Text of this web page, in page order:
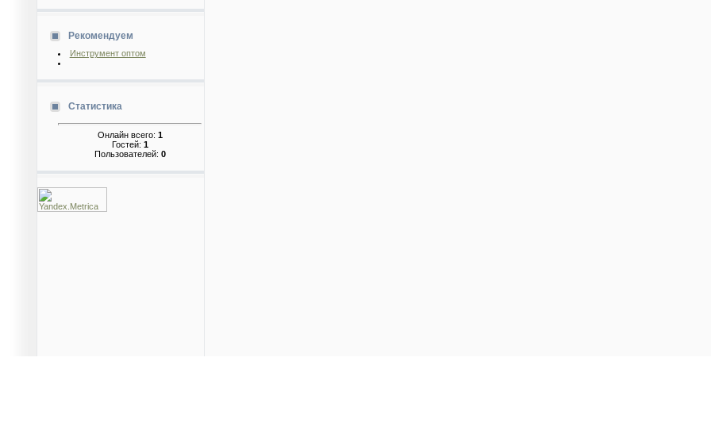
Рекомендуем
Инструмент оптом
Статистика
Онлайн всего: 1
Гостей: 1
Пользователей: 0